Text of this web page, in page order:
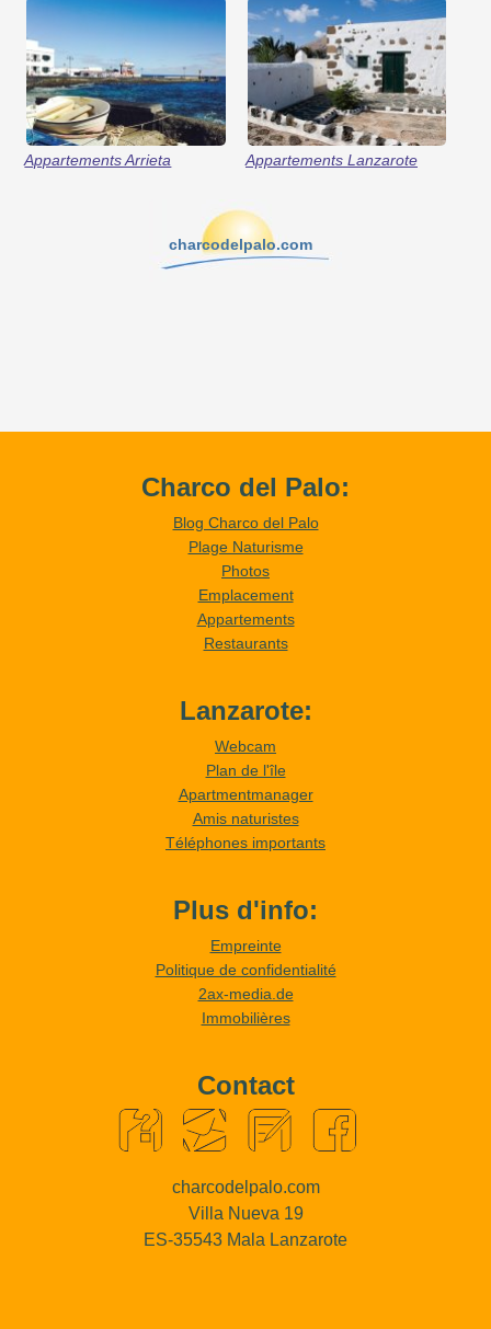
Appartements Arrieta Appartements Lanzarote
charcodelpalo.com
Charco del Palo:
Blog Charco del Palo
Plage Naturisme
Photos
Emplacement
Appartements
Restaurants
Lanzarote:
Webcam
Plan de l'île
Apartmentmanager
Amis naturistes
Téléphones importants
Plus d'info:
Empreinte
Politique de confidentialité
2ax-media.de
Immobilières
Contact
charcodelpalo.com
Villa Nueva 19
ES-35543 Mala Lanzarote